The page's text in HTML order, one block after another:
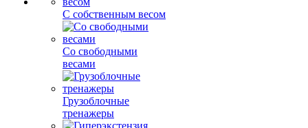
С собственным весом
Со свободными
весами
Грузоблочные
тренажеры